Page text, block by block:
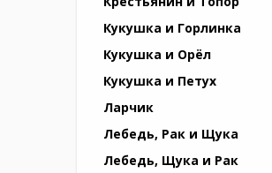
Кукушка и Горлинка
Кукушка и Орёл
Кукушка и Петух
Ларчик
Лебедь, Рак и Щука
Лебедь, Щука и Рак